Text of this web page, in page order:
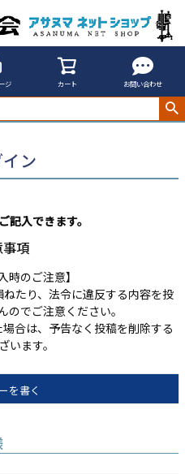
ジ カート お問い合わせ
ン
記入できます。
事項
時のご注意】
たり、法令に違反する内容を投
のでご注意ください。
合は、予告なく投稿を削除する
います。
を書く